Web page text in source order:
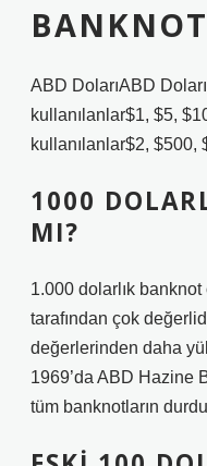
ABD DolarıABD
kullanılanlar$1, $5,
kullanılanlar$2, $500,
1000
MI?
1.000 dolarlık
tarafından çok
değerlerinden daha
1969’da ABD Hazine
tüm banknotların